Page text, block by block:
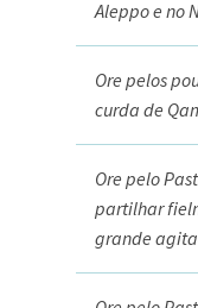
Aleppo e no
Ore pelos
curda de
Ore pelo
partilhar
grande